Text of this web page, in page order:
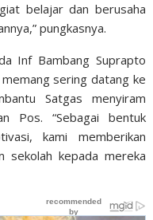
belajar dan berusaha
,” pungkasnya.
Inf Bambang Suprapto
sering datang ke
Satgas menyiram
Pos.
“Sebagai bentuk
kami memberikan
sekolah kepada mereka